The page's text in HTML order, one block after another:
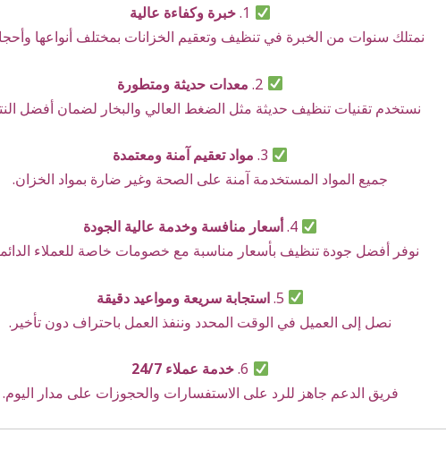
خبرة وكفاءة عالية
نمتلك سنوات من الخبرة في تنظيف وتعقيم الخزانات بمختلف أنواعها
معدات حديثة ومتطورة
نستخدم تقنيات تنظيف حديثة مثل الضغط العالي والبخار لضمان أفضل
مواد تعقيم آمنة ومعتمدة
جميع المواد المستخدمة آمنة على الصحة وغير ضارة بمواد الخزان.
4.
أسعار منافسة وخدمة عالية الجودة
نوفر أفضل جودة تنظيف بأسعار مناسبة مع خصومات خاصة للعملاء
استجابة سريعة ومواعيد دقيقة
نصل إلى العميل في الوقت المحدد وننفذ العمل باحتراف دون تأخير.
خدمة عملاء 24/7
فريق الدعم جاهز للرد على الاستفسارات والحجوزات على مدار اليوم.